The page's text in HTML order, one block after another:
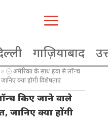
a
गाज़ियाबाद
अमेरिका के साथ हवा से लॉन्च
क्या होंगी विशेषताएं
किए जाने वाले
जानिए क्या होंगी